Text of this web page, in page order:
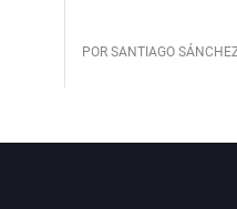
POR SANTIAGO